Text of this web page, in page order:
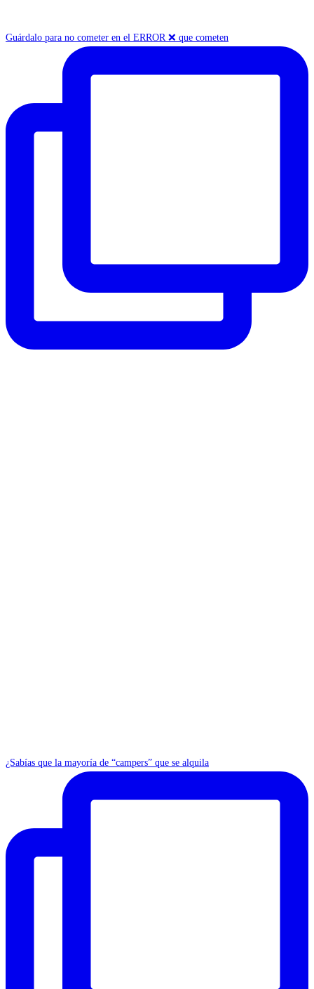
Guárdalo para no cometer en el ERROR ❌ que cometen
¿Sabías que la mayoría de “campers” que se alquila